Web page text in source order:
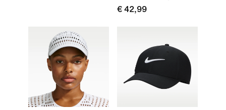
€ 42,99